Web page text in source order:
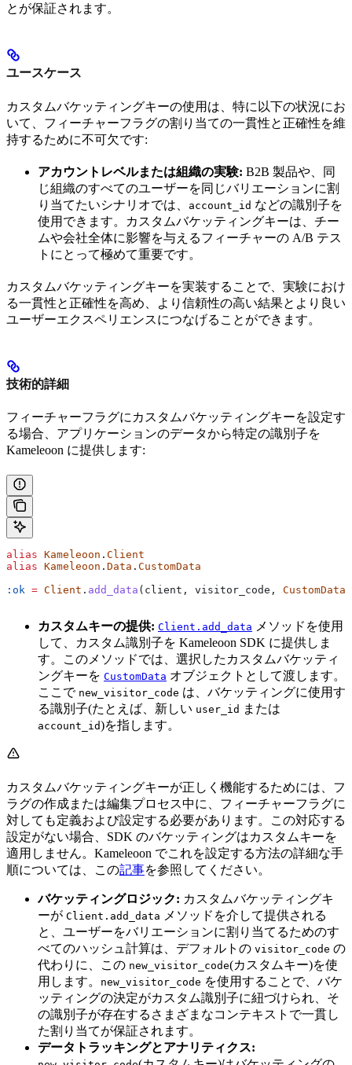
とが保証されます。
ユースケース
カスタムバケッティングキーの使用は、特に以下の状況にお
いて、フィーチャーフラグの割り当ての一貫性と正確性を維
持するために不可欠です:
アカウントレベルまたは組織の実験: B2B 製品や、同
じ組織のすべてのユーザーを同じバリエーションに割
り当てたいシナリオでは、
account_id などの識別子を
使用できます。カスタムバケッティングキーは、チー
ムや会社全体に影響を与えるフィーチャーの A/B テス
トにとって極めて重要です。
カスタムバケッティングキーを実装することで、実験におけ
る一貫性と正確性を高め、より信頼性の高い結果とより良い
ユーザーエクスペリエンスにつなげることができます。
技術的詳細
フィーチャーフラグにカスタムバケッティングキーを設定す
る場合、アプリケーションのデータから特定の識別子を
Kameleoon に提供します:
alias Kameleoon . Client
alias Kameleoon . Data . CustomData
:ok = Client . add_data (client, visitor_code, CustomData
カスタムキーの提供: Client.add_data メソッドを使用
して、カスタム識別子を Kameleoon SDK に提供しま
す。このメソッドでは、選択したカスタムバケッティ
ングキーを CustomData オブジェクトとして渡します。
ここで new_visitor_code は、バケッティングに使用す
る識別子(たとえば、新しい user_id または
account_id)を指します。
カスタムバケッティングキーが正しく機能するためには、フ
ラグの作成または編集プロセス中に、フィーチャーフラグに
対しても定義および設定する必要があります。この対応する
設定がない場合、SDK のバケッティングはカスタムキーを
適用しません。Kameleoon でこれを設定する方法の詳細な手
順については、この記事を参照してください。
バケッティングロジック: カスタムバケッティングキ
ーが Client.add_data メソッドを介して提供される
と、ユーザーをバリエーションに割り当てるためのす
べてのハッシュ計算は、デフォルトの visitor_code の
代わりに、この new_visitor_code(カスタムキー)を使
用します。
new_visitor_code を使用することで、バケ
ッティングの決定がカスタム識別子に紐づけられ、そ
の識別子が存在するさまざまなコンテキストで一貫し
た割り当てが保証されます。
データトラッキングとアナリティクス: